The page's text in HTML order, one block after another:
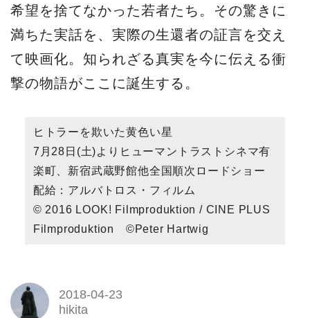
希望を捨てなかった若者たち。その驚きに
満ちた実話を、実際の生還者の証言を交え
て映画化。知られざる真実を今に伝える衝
撃の物語がここに誕生する。
ヒトラーを欺いた黄色い星
7月28日(土)よりヒューマントラストシネマ有
楽町、新宿武蔵野館他全国順次ロードショー
配給：アルバトロス・フィルム
© 2016 LOOK! Filmproduktion / CINE PLUS
Filmproduktion ©Peter Hartwig
2018-04-23
hikita